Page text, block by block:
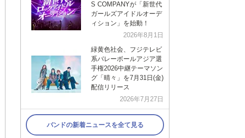
S COMPANYが「新世代
ガールズアイドルオーデ
ィション」を始動！
2026年8月1日
緑黄色社会、フジテレビ
系バレーボールアジア選
手権2026中継テーマソン
グ「晴々」を7月31日(金)
配信リリース
2026年7月27日
バンドの新着ニュースを全て見る